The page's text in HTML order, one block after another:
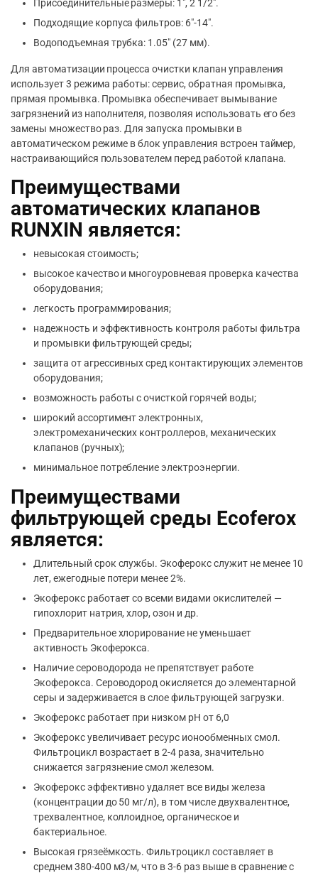
Присоединительные размеры: 1″, 2 1/2″.
Подходящие корпуса фильтров: 6″-14″.
Водоподъемная трубка: 1.05″ (27 мм).
Для автоматизации процесса очистки клапан управления
использует 3 режима работы: сервис, обратная промывка,
прямая промывка. Промывка обеспечивает вымывание
загрязнений из наполнителя, позволяя использовать его без
замены множество раз. Для запуска промывки в
автоматическом режиме в блок управления встроен таймер,
настраивающийся пользователем перед работой клапана.
Преимуществами
автоматических клапанов
RUNXIN является:
невысокая стоимость;
высокое качество и многоуровневая проверка качества
оборудования;
легкость программирования;
надежность и эффективность контроля работы фильтра
и промывки фильтрующей среды;
защита от агрессивных сред контактирующих элементов
оборудования;
возможность работы с очисткой горячей воды;
широкий ассортимент электронных,
электромеханических контроллеров, механических
клапанов (ручных);
минимальное потребление электроэнергии.
Преимуществами
фильтрующей среды Ecoferox
является:
Длительный срок службы. Экоферокс служит не менее 10
лет, ежегодные потери менее 2%.
Экоферокс работает со всеми видами окислителей —
гипохлорит натрия, хлор, озон и др.
Предварительное хлорирование не уменьшает
активность Экоферокса.
Наличие сероводорода не препятствует работе
Экоферокса. Сероводород окисляется до элементарной
серы и задерживается в слое фильтрующей загрузки.
Экоферокс работает при низком рН от 6,0
Экоферокс увеличивает ресурс ионообменных смол.
Фильтроцикл возрастает в 2-4 раза, значительно
снижается загрязнение смол железом.
Экоферокс эффективно удаляет все виды железа
(концентрации до 50 мг/л), в том числе двухвалентное,
трехвалентное, коллоидное, органическое и
бактериальное.
Высокая грязеёмкость. Фильтроцикл составляет в
среднем 380-400 м3/м, что в 3-6 раз выше в сравнение с